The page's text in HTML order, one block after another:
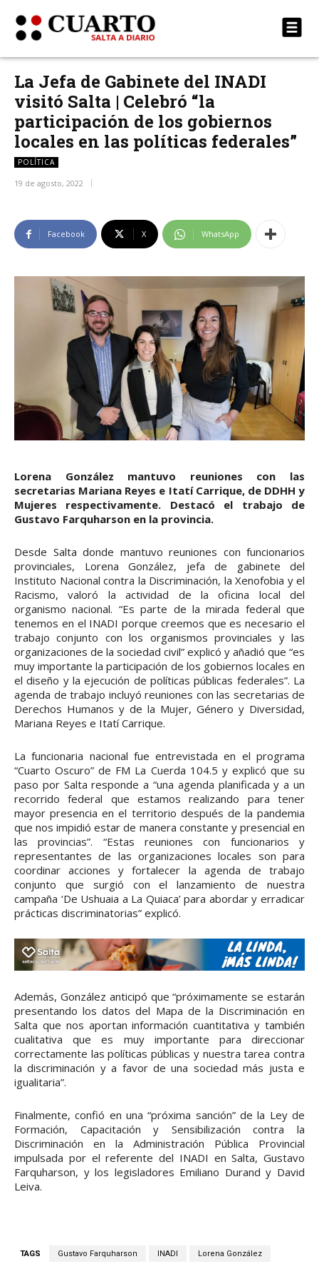
La Jefa de Gabinete del INADI
visitó Salta | Celebró “la
participación de los gobiernos
locales en las políticas federales”
POLÍTICA
19 de agosto, 2022
Facebook X WhatsApp
Lorena González mantuvo reuniones con las
secretarias Mariana Reyes e Itatí Carrique, de DDHH y
Mujeres respectivamente. Destacó el trabajo de
Gustavo Farquharson en la provincia.
Desde Salta donde mantuvo reuniones con funcionarios
provinciales, Lorena González, jefa de gabinete del
Instituto Nacional contra la Discriminación, la Xenofobia y el
Racismo, valoró la actividad de la oficina local del
organismo nacional. “Es parte de la mirada federal que
tenemos en el INADI porque creemos que es necesario el
trabajo conjunto con los organismos provinciales y las
organizaciones de la sociedad civil” explicó y añadió que “es
muy importante la participación de los gobiernos locales en
el diseño y la ejecución de políticas públicas federales”. La
agenda de trabajo incluyó reuniones con las secretarias de
Derechos Humanos y de la Mujer, Género y Diversidad,
Mariana Reyes e Itatí Carrique.
La funcionaria nacional fue entrevistada en el programa
“Cuarto Oscuro” de FM La Cuerda 104.5 y explicó que su
paso por Salta responde a “una agenda planificada y a un
recorrido federal que estamos realizando para tener
mayor presencia en el territorio después de la pandemia
que nos impidió estar de manera constante y presencial en
las provincias”. “Estas reuniones con funcionarios y
representantes de las organizaciones locales son para
coordinar acciones y fortalecer la agenda de trabajo
conjunto que surgió con el lanzamiento de nuestra
campaña ‘De Ushuaia a La Quiaca’ para abordar y erradicar
prácticas discriminatorias” explicó.
Además, González anticipó que “próximamente se estarán
presentando los datos del Mapa de la Discriminación en
Salta que nos aportan información cuantitativa y también
cualitativa que es muy importante para direccionar
correctamente las políticas públicas y nuestra tarea contra
la discriminación y a favor de una sociedad más justa e
igualitaria”.
Finalmente, confió en una “próxima sanción” de la Ley de
Formación, Capacitación y Sensibilización contra la
Discriminación en la Administración Pública Provincial
impulsada por el referente del INADI en Salta, Gustavo
Farquharson, y los legisladores Emiliano Durand y David
Leiva.
TAGS Gustavo Farquharson INADI Lorena González